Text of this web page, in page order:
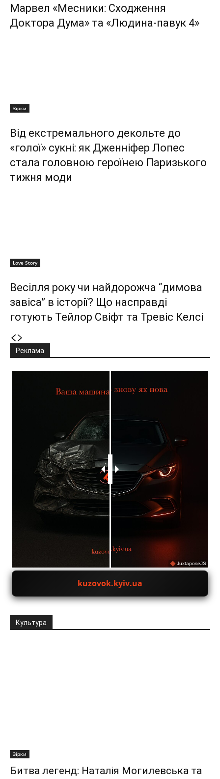
Марвел «Месники: Сходження
Доктора Дума» та «Людина-павук 4»
Зірки
Від екстремального декольте до
«голої» сукні: як Дженніфер Лопес
стала головною героїнею Паризького
тижня моди
Love Story
Весілля року чи найдорожча “димова
завіса” в історії? Що насправді
готують Тейлор Свіфт та Тревіс Келсі
Реклама
JuxtaposeJS
kuzovok.kyiv.ua
Культура
Зірки
Битва легенд: Наталія Могилевська та